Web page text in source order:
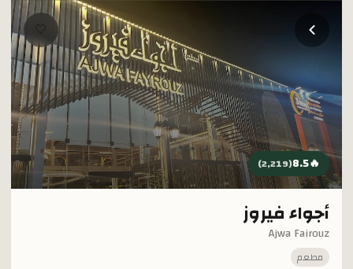
تخطي إلى المحتوى الرئيسي
🤍
🔥
8.5
(
2,219
)
أجواء فيروز
Ajwa Fairouz
مطعم